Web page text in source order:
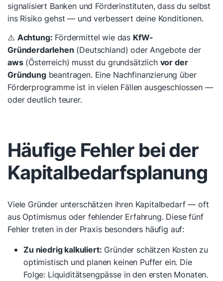
signalisiert Banken und Förderinstituten, dass du selbst
ins Risiko gehst — und verbessert deine Konditionen.
⚠️ Achtung: Fördermittel wie das KfW-
Gründerdarlehen (Deutschland) oder Angebote der
aws(Österreich) musst du grundsätzlich vor der
Gründungbeantragen. Eine Nachfinanzierung über
Förderprogramme ist in vielen Fällen ausgeschlossen —
oder deutlich teurer.
Häufige Fehler bei der
Kapitalbedarfsplanung
Viele Gründer unterschätzen ihren Kapitalbedarf — oft
aus Optimismus oder fehlender Erfahrung. Diese fünf
Fehler treten in der Praxis besonders häufig auf:
Zu niedrig kalkuliert: Gründer schätzen Kosten zu
optimistisch und planen keinen Puffer ein. Die
Folge: Liquiditätsengpässe in den ersten Monaten.